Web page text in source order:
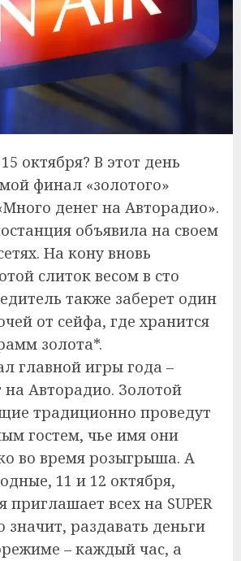
октября? В этот день
финал «золотого»
денег на Авторадио».
объявила на своем
На кону вновь
слиток весом в сто
также заберет один
от сейфа, где хранится
золота*.
главной игры года –
на Авторадио. Золотой
традиционно проведут
гостем, чье имя они
во время розыгрыша. А
11 и 12 октября,
приглашает всех на SUPER
значит, раздавать деньги
– каждый час, а